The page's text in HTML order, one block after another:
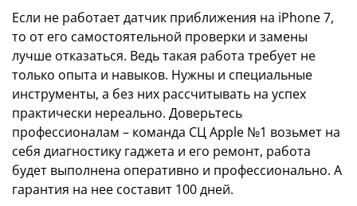
Если не работает датчик приближения на iPhone 7,
то от его самостоятельной проверки и замены
лучше отказаться. Ведь такая работа требует не
только опыта и навыков. Нужны и специальные
инструменты, а без них рассчитывать на успех
практически нереально. Доверьтесь
профессионалам – команда СЦ Apple №1 возьмет на
себя диагностику гаджета и его ремонт, работа
будет выполнена оперативно и профессионально. А
гарантия на нее составит 100 дней.